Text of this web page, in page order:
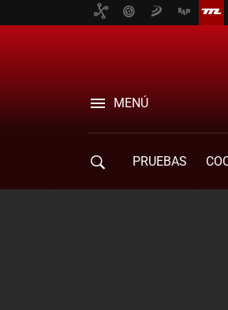
MENÚ
PRUEBAS